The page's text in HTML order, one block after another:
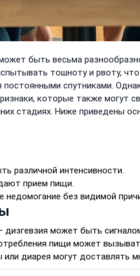
быть весьма
тошноту и рвоту,
спутниками.
которые также могут
стадиях. Ниже приведены
различной интенсивности.
прием пищи.
недомогание без видимой
дизгевзия может быть
пищи может
диарея могут доставлять